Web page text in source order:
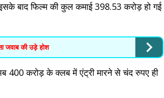
बाद फिल्म की कुल कमाई 398.53 करोड़ हो गई
जवाब की उड़े होश
400 करोड़ के क्लब में एंट्री मारने से चंद रुपए ही